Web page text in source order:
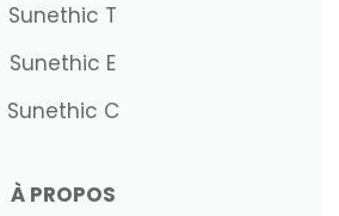
Sunethic T
Sunethic E
Sunethic C
À PROPOS